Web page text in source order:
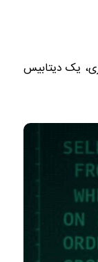
یک دیتابیس